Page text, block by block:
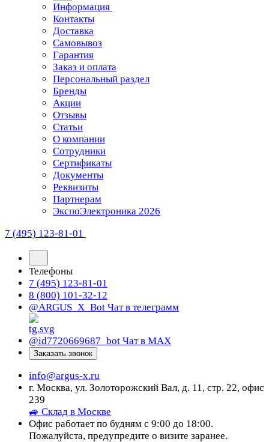
Информация
Контакты
Доставка
Самовывоз
Гарантия
Заказ и оплата
Персональный раздел
Бренды
Акции
Отзывы
Статьи
О компании
Сотрудники
Сертификаты
Документы
Реквизиты
Партнерам
ЭкспоЭлектроника 2026
7 (495) 123-81-01
Телефоны
7 (495) 123-81-01
8 (800) 101-32-12
@ARGUS_X_Bot Чат в телеграмм
@id7720669687_bot Чат в МАХ
Заказать звонок
info@argus-x.ru
г. Москва, ул. Золоторожский Вал, д. 11, стр. 22, офис
239
🚙 Склад в Москве
Офис работает по будням с 9:00 до 18:00.
Пожалуйста, предупредите о визите заранее.